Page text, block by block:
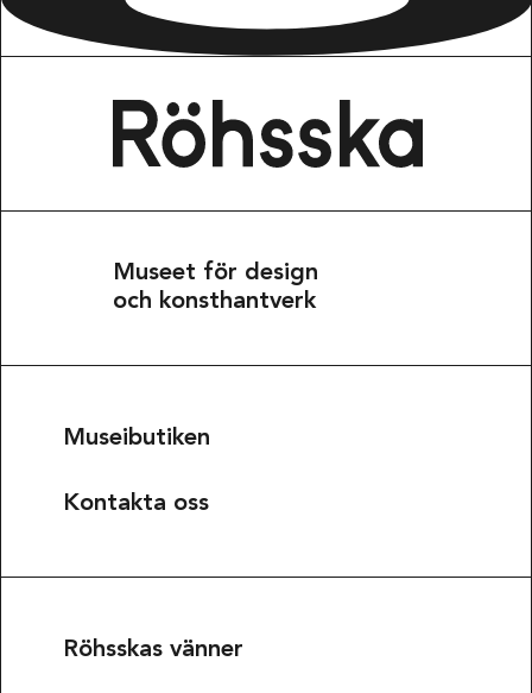
Museet för design
och konsthantverk
Museibutiken
Kontakta oss
Röhsskas vänner